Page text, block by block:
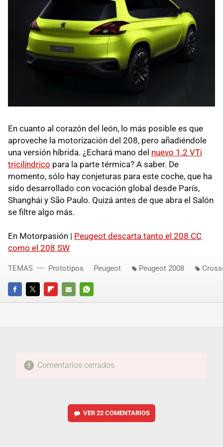
En cuanto al corazón del león, lo más posible es que
aproveche la motorización del 208, pero añadiéndole
una versión híbrida. ¿Echará mano del nuevo 1.2 VTi
tricilíndrico para la parte térmica? A saber. De
momento, sólo hay conjeturas para este coche, que ha
sido desarrollado con vocación global desde París,
Shanghái y São Paulo. Quizá antes de que abra el Salón
se filtre algo más.
En Motorpasión | Peugeot descarta tanto el 208 CC
como el 208 SW
FACEBOOKTWITTERFLIPBOARD
E-
WHATSAPP
TEMAS Prototipos Peugeot Peugeot 2008
Comentarios cerrados
VER 22 COMENTARIOS